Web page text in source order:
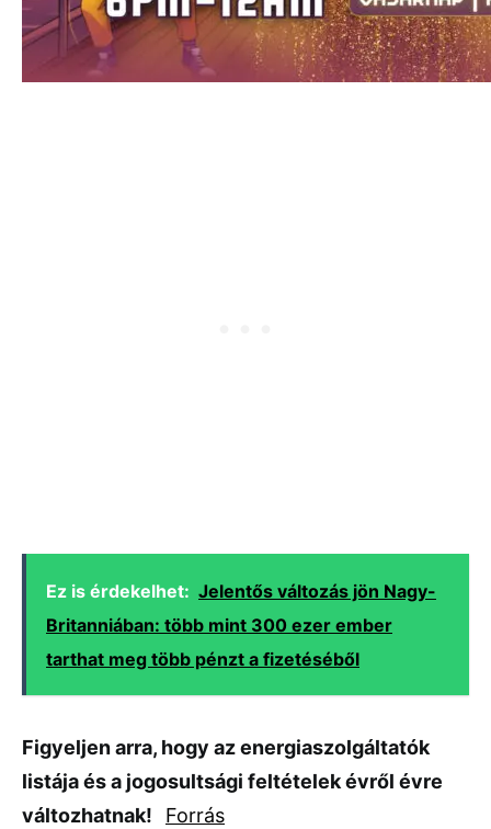
Ez is érdekelhet: Jelentős változás jön Nagy-
Britanniában: több mint 300 ezer ember
tarthat meg több pénzt a fizetéséből
Figyeljen arra, hogy az energiaszolgáltatók
listája és a jogosultsági feltételek évről évre
változhatnak! Forrás